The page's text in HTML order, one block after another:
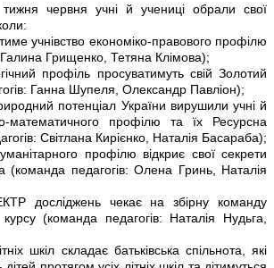
червня учні й учениці обрали свої
учнівство економіко-правового профілю
Грищенко, Тетяна Клімова);
профіль просуватимуть свій Золотий
Ганна Шупеля, Олександр Павліон);
потенціал України вирушили учні й
математичного профілю та їх Ресурсна
Світлана Кирієнко, Наталія Басараба);
профілю відкриє свої секрети
(команда педагогів: Олена Гринь, Наталія
досліджень чекає на збірну команду
(команда педагогів: Наталія Нудьга,
шкіл складає батьківська спільнота, які